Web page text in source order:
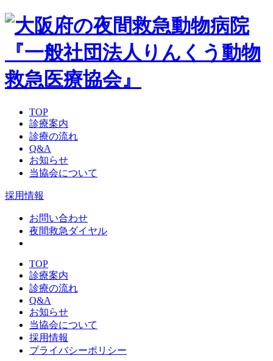
TOP
診療案内
診療の流れ
Q&A
お知らせ
当協会について
採用情報
お問い合わせ
夜間救急ダイヤル
TOP
診療案内
診療の流れ
Q&A
お知らせ
当協会について
採用情報
プライバシーポリシー